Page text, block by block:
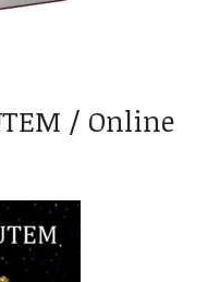
/ Online